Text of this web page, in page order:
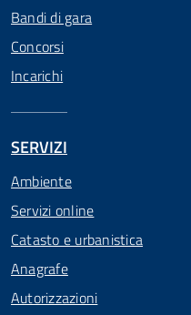
Bandi di gara
Concorsi
Incarichi
SERVIZI
Ambiente
Servizi online
Catasto e urbanistica
Anagrafe
Autorizzazioni